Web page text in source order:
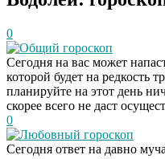
0
Общий гороскоп
Сегодня на вас может
которой будет на редкость
планируйте на этот день
скорее всего не даст
0
Любовный гороскоп
Сегодня ответ на давно